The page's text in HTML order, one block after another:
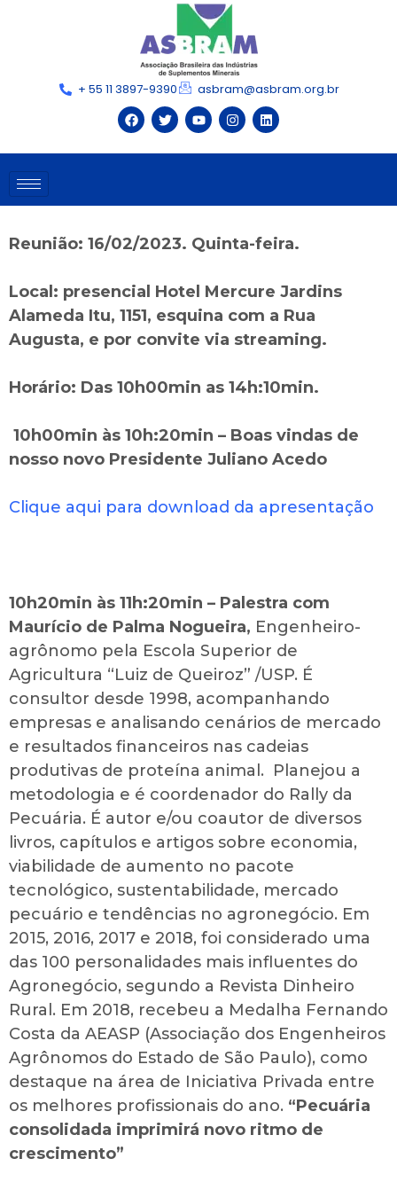
+ 55 11 3897-9390 asbram@asbram.org.br
Reunião: 16/02/2023. Quinta-feira.
Local: presencial Hotel Mercure Jardins
Alameda Itu, 1151, esquina com a Rua
Augusta, e por convite via streaming.
Horário: Das 10h00min as 14h:10min.
10h00min às 10h:20min – Boas vindas de
nosso novo Presidente Juliano Acedo
Clique aqui para download da apresentação
10h20min às 11h:20min – Palestra com
Maurício de Palma Nogueira, Engenheiro-
agrônomo pela Escola Superior de
Agricultura “Luiz de Queiroz” /USP. É
consultor desde 1998, acompanhando
empresas e analisando cenários de mercado
e resultados financeiros nas cadeias
produtivas de proteína animal. Planejou a
metodologia e é coordenador do Rally da
Pecuária. É autor e/ou coautor de diversos
livros, capítulos e artigos sobre economia,
viabilidade de aumento no pacote
tecnológico, sustentabilidade, mercado
pecuário e tendências no agronegócio. Em
2015, 2016, 2017 e 2018, foi considerado uma
das 100 personalidades mais influentes do
Agronegócio, segundo a Revista Dinheiro
Rural. Em 2018, recebeu a Medalha Fernando
Costa da AEASP (Associação dos Engenheiros
Agrônomos do Estado de São Paulo), como
destaque na área de Iniciativa Privada entre
os melhores profissionais do ano. “Pecuária
consolidada imprimirá novo ritmo de
crescimento”